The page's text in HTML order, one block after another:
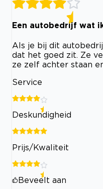
Een autobedrijf wat
Als je bij dit
dat het goed zit. Ze
ze zelf achter staan
Service
Deskundigheid
Prijs/Kwaliteit
Beveelt aan